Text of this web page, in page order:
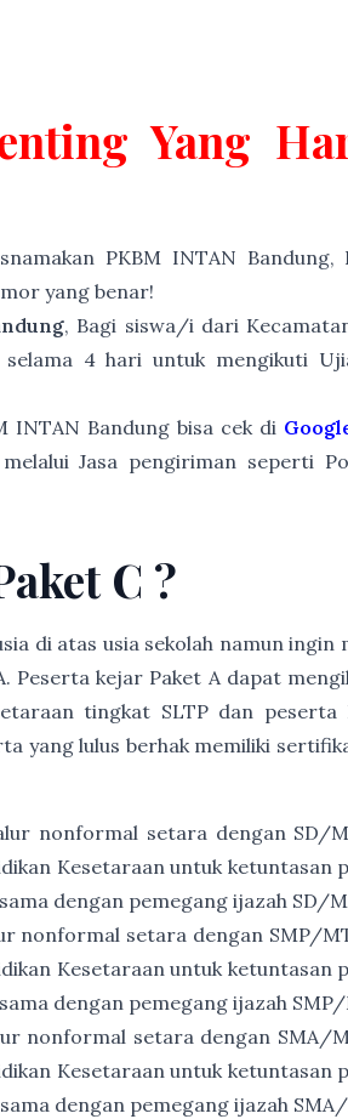
Yang
PKBM INTAN Bandung,
yang benar!
, Bagi siswa/i dari
4 hari untuk mengikuti
INTAN Bandung bisa cek di
Jasa pengiriman seperti
C ?
di atas usia sekolah namun ingin
Peserta kejar Paket A dapat
tingkat SLTP dan
yang lulus berhak memiliki
nonformal setara dengan SD/
Kesetaraan untuk ketuntasan
dengan pemegang ijazah SD/
nonformal setara dengan SMP/
Kesetaraan untuk ketuntasan
dengan pemegang ijazah
nonformal setara dengan SMA/
Kesetaraan untuk ketuntasan
dengan pemegang ijazah